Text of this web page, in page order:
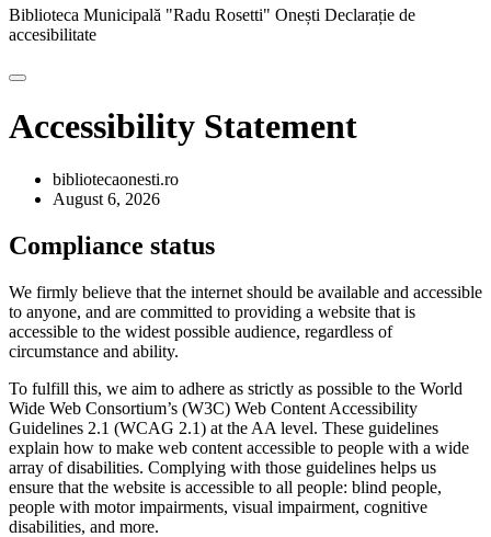
Biblioteca Municipală "Radu Rosetti" Onești Declarație de
accesibilitate
Accessibility Statement
bibliotecaonesti.ro
August 6, 2026
Compliance status
We firmly believe that the internet should be available and accessible
to anyone, and are committed to providing a website that is
accessible to the widest possible audience, regardless of
circumstance and ability.
To fulfill this, we aim to adhere as strictly as possible to the World
Wide Web Consortium’s (W3C) Web Content Accessibility
Guidelines 2.1 (WCAG 2.1) at the AA level. These guidelines
explain how to make web content accessible to people with a wide
array of disabilities. Complying with those guidelines helps us
ensure that the website is accessible to all people: blind people,
people with motor impairments, visual impairment, cognitive
disabilities, and more.